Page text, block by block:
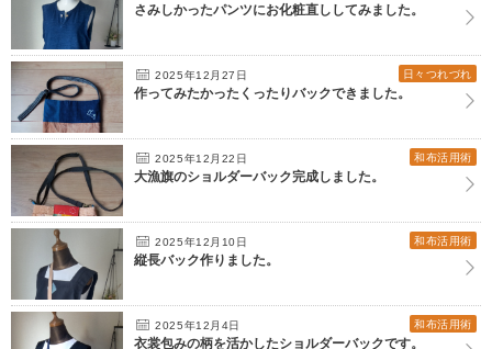
さみしかったパンツにお化粧直ししてみました。
2025年12月27日 日々つれづれ
作ってみたかったくったりバックできました。
2025年12月22日 和布活用術
大漁旗のショルダーバック完成しました。
2025年12月10日 和布活用術
縦長バック作りました。
2025年12月4日 和布活用術
衣裳包みの柄を活かしたショルダーバックです。